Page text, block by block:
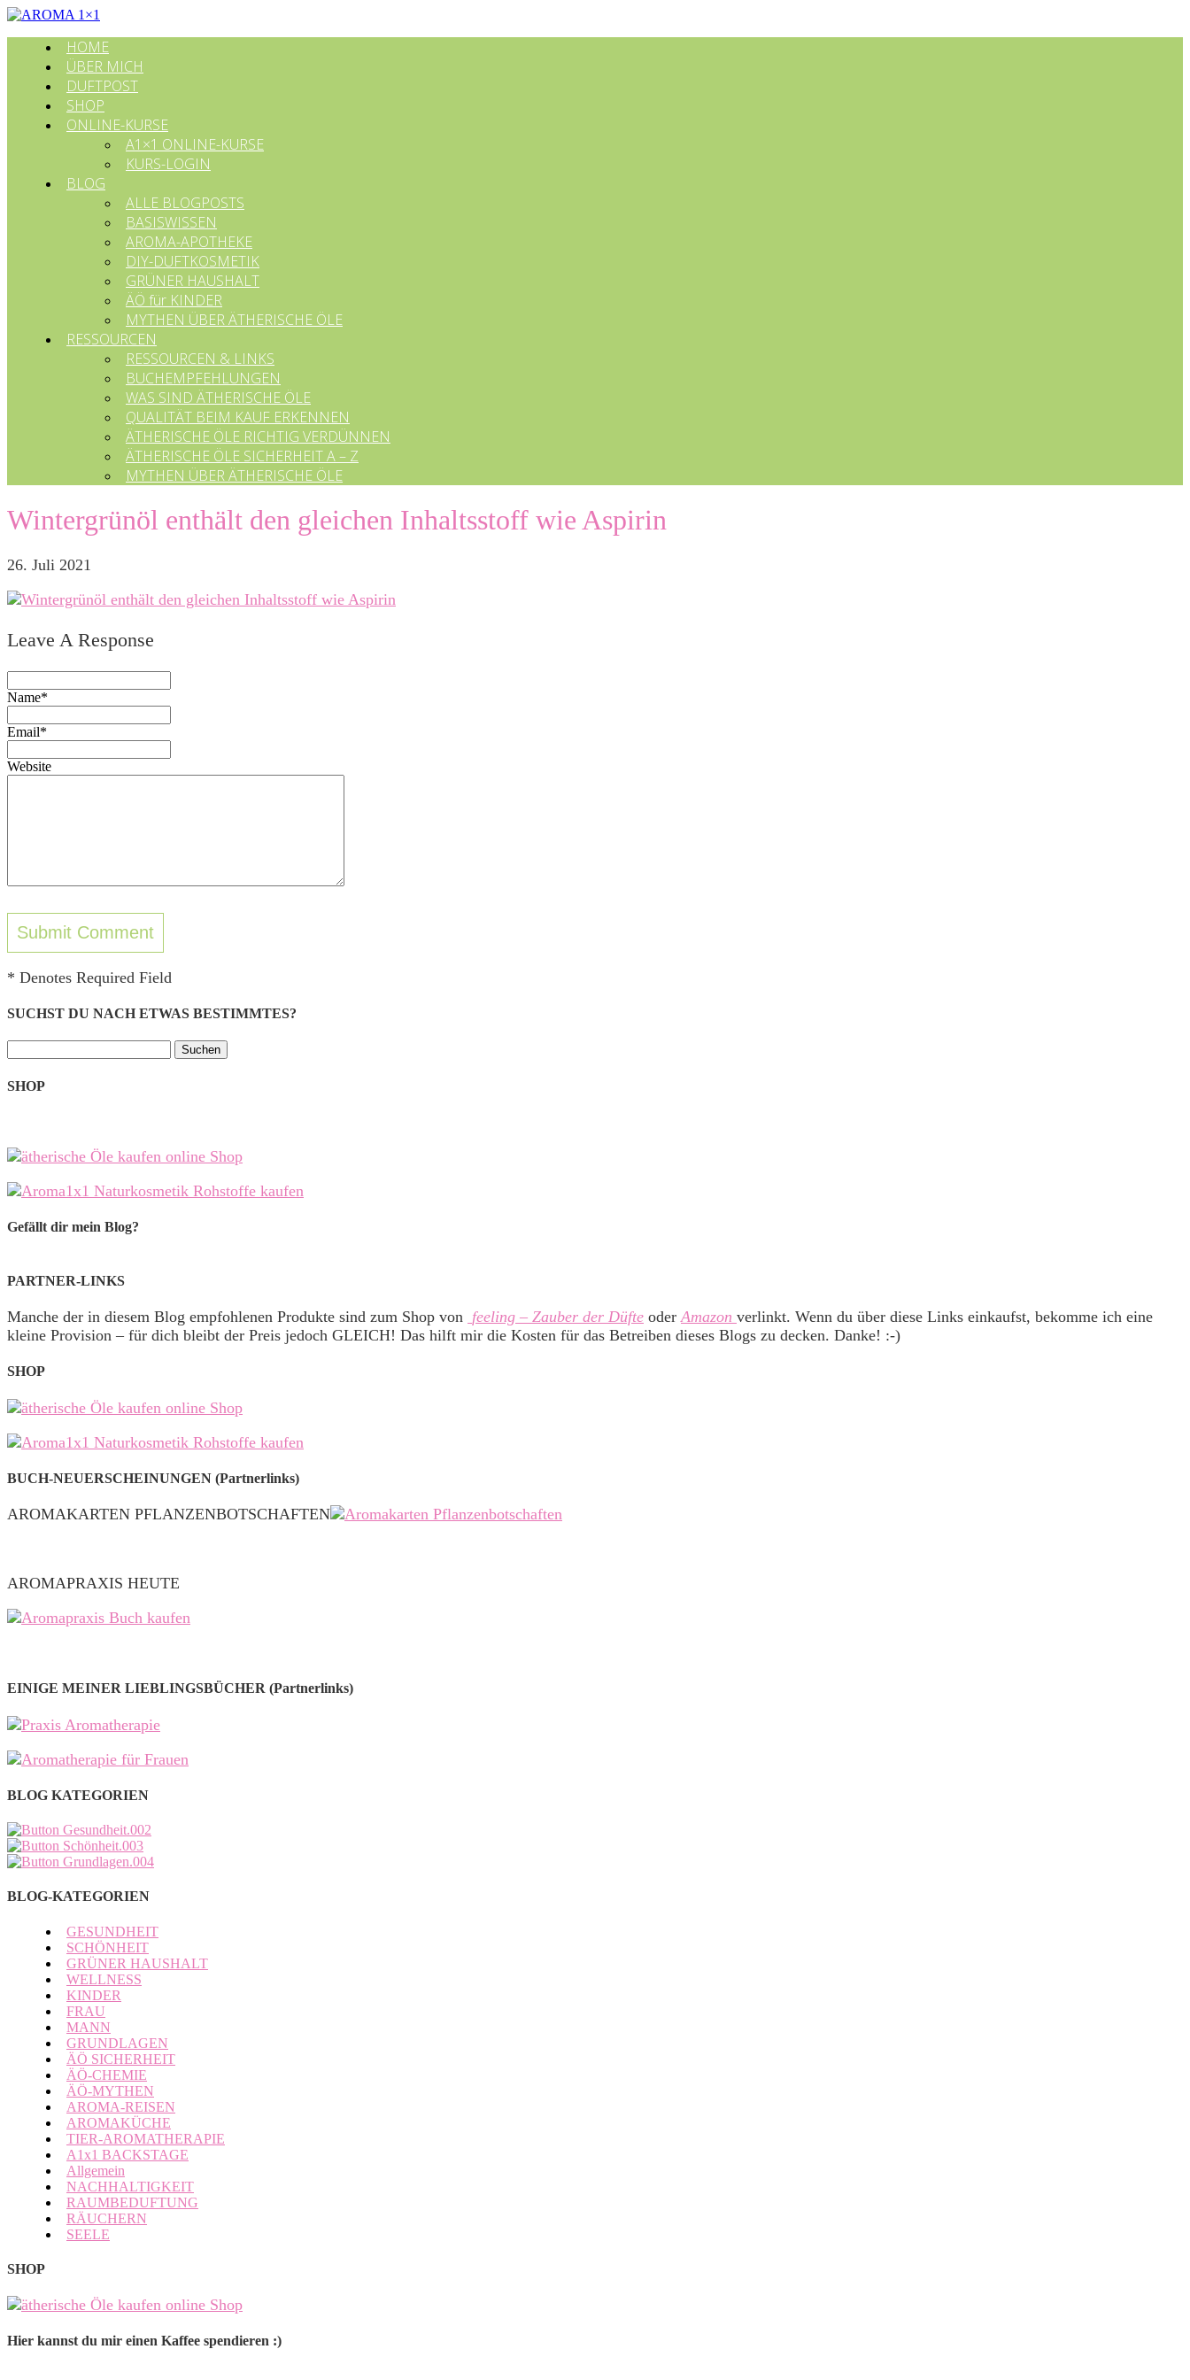
HOME
ÜBER MICH
DUFTPOST
SHOP
ONLINE-KURSE
A1×1 ONLINE-KURSE
KURS-LOGIN
BLOG
ALLE BLOGPOSTS
BASISWISSEN
AROMA-APOTHEKE
DIY-DUFTKOSMETIK
GRÜNER HAUSHALT
ÄÖ für KINDER
MYTHEN ÜBER ÄTHERISCHE ÖLE
RESSOURCEN
RESSOURCEN & LINKS
BUCHEMPFEHLUNGEN
WAS SIND ÄTHERISCHE ÖLE
QUALITÄT BEIM KAUF ERKENNEN
ÄTHERISCHE ÖLE RICHTIG VERDÜNNEN
ÄTHERISCHE ÖLE SICHERHEIT A – Z
MYTHEN ÜBER ÄTHERISCHE ÖLE
Wintergrünöl enthält den gleichen Inhaltsstoff wie Aspirin
26. Juli 2021
Leave A Response
Name*
Email*
Website
* Denotes Required Field
SUCHST DU NACH ETWAS BESTIMMTES?
nach:
SHOP
Gefällt dir mein Blog?
PARTNER-LINKS
Manche der in diesem Blog empfohlenen Produkte sind zum Shop von feeling – Zauber der Düfte oderAmazon verlinkt. Wenn du über diese Links einkaufst, bekomme ich eine
kleine Provision – für dich bleibt der Preis jedoch GLEICH! Das hilft mir die Kosten für das Betreiben dieses Blogs zu decken. Danke! :-)
SHOP
BUCH-NEUERSCHEINUNGEN (Partnerlinks)
AROMAKARTEN PFLANZENBOTSCHAFTEN
AROMAPRAXIS HEUTE
EINIGE MEINER LIEBLINGSBÜCHER (Partnerlinks)
BLOG KATEGORIEN
BLOG-KATEGORIEN
GESUNDHEIT
SCHÖNHEIT
GRÜNER HAUSHALT
WELLNESS
KINDER
FRAU
MANN
GRUNDLAGEN
ÄÖ SICHERHEIT
ÄÖ-CHEMIE
ÄÖ-MYTHEN
AROMA-REISEN
AROMAKÜCHE
TIER-AROMATHERAPIE
A1x1 BACKSTAGE
Allgemein
NACHHALTIGKEIT
RAUMBEDUFTUNG
RÄUCHERN
SEELE
SHOP
Hier kannst du mir einen Kaffee spendieren :)